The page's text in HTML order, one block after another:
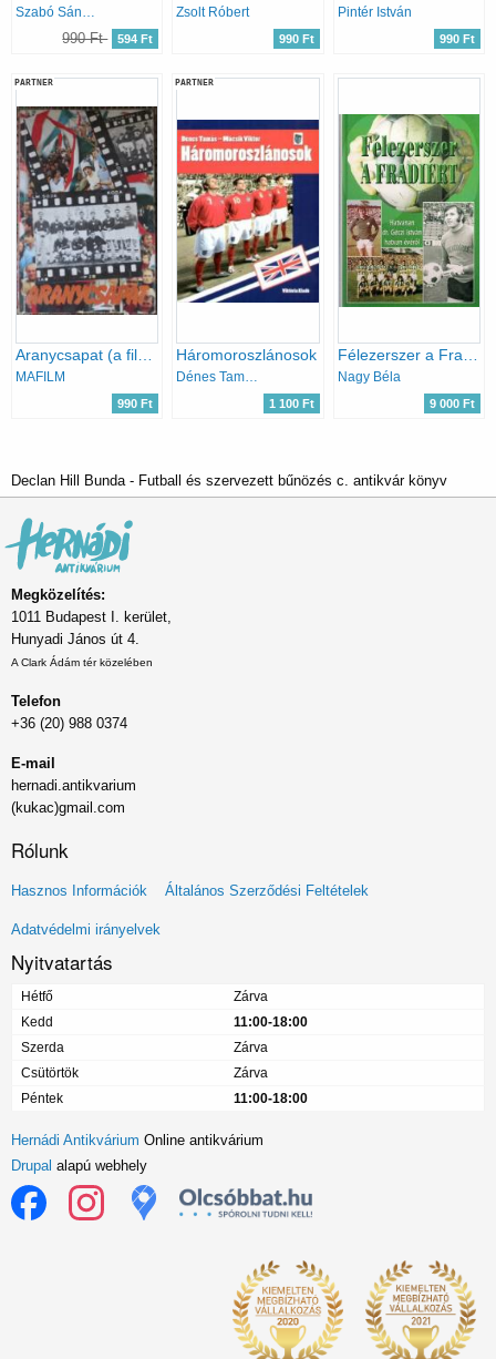
990 Ft 594 Ft
Zsolt Róbert
990 Ft
Pintér István
990 Ft
PARTNER
MAFILM
990 Ft
PARTNER
Háromoroszlánosok
Dénes Tamás; Mácsik Viktor
1 100 Ft
Nagy Béla
9 000 Ft
Declan Hill Bunda - Futball és szervezett bűnözés c. antikvár könyv
Megközelítés:
1011 Budapest I. kerület,
Hunyadi János út 4.
A Clark Ádám tér közelében
Telefon
+36 (20) 988 0374
E-mail
hernadi.antikvarium
(kukac)gmail.com
Rólunk
Lábléc
menü
Hasznos Információk Általános Szerződési Feltételek
Adatvédelmi irányelvek
Nyitvatartás
Hétfő
Zárva
Kedd
11:00-18:00
Szerda
Zárva
Csütörtök
Zárva
Péntek
11:00-18:00
Hernádi Antikvárium Online antikvárium
Drupal alapú webhely